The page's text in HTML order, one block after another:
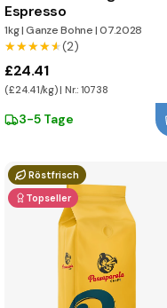
Espresso
1kg|Ganze Bohne|07.2028
★★★★★
★★★★★(2)
£24.41
(£24.41/kg) | Nr.: 10738
3-5 Tage
Röstfrisch
Topseller